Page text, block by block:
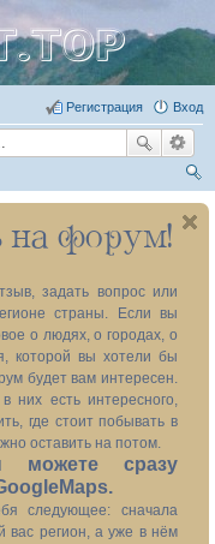
Вход
Регистрация
ои
ск
на форум!
задать вопрос или
страны. Если вы
о людях, о городах, о
которой вы хотели бы
будет вам интересен.
них есть интересного,
где стоит побывать в
оставить на потом.
можете сразу
следующее: сначала
вас регион, а уже в нём